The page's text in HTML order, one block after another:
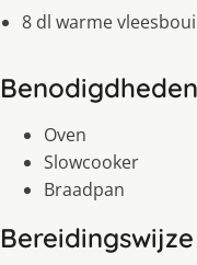
8 dl warme
Benodigdheden
Oven
Slowcooker
Braadpan
Bereidingswijze